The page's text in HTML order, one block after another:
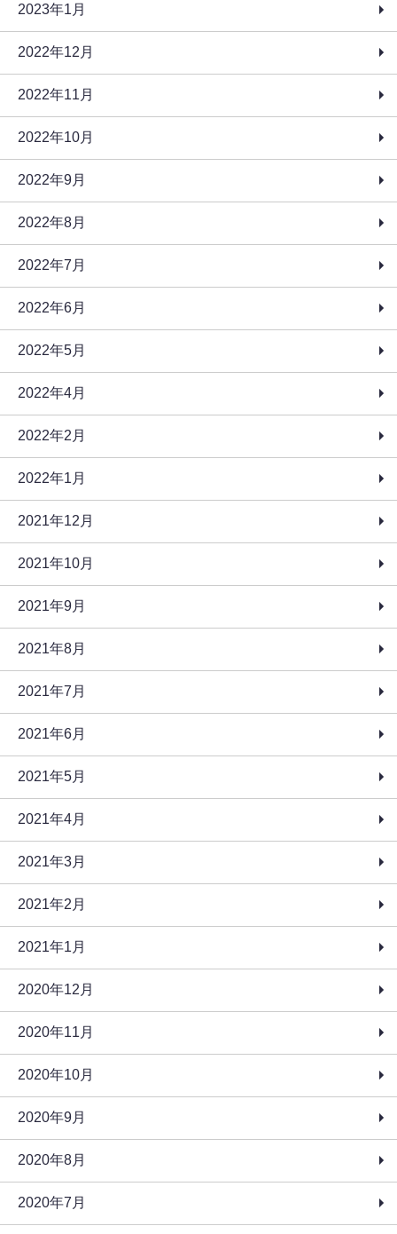
2023年1月
2022年12月
2022年11月
2022年10月
2022年9月
2022年8月
2022年7月
2022年6月
2022年5月
2022年4月
2022年2月
2022年1月
2021年12月
2021年10月
2021年9月
2021年8月
2021年7月
2021年6月
2021年5月
2021年4月
2021年3月
2021年2月
2021年1月
2020年12月
2020年11月
2020年10月
2020年9月
2020年8月
2020年7月